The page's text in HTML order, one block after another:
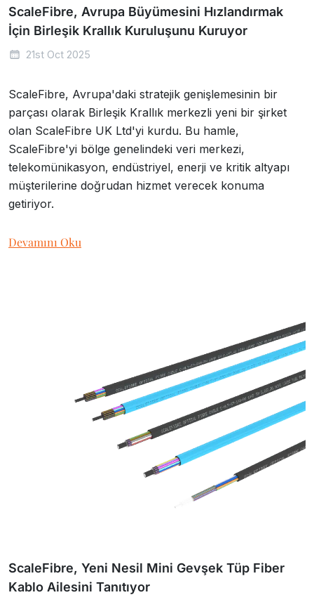
ScaleFibre, Avrupa Büyümesini Hızlandırmak
İçin Birleşik Krallık Kuruluşunu Kuruyor
21st Oct 2025
ScaleFibre, Avrupa'daki stratejik genişlemesinin bir
parçası olarak Birleşik Krallık merkezli yeni bir şirket
olan ScaleFibre UK Ltd'yi kurdu. Bu hamle,
ScaleFibre'yi bölge genelindeki veri merkezi,
telekomünikasyon, endüstriyel, enerji ve kritik altyapı
müşterilerine doğrudan hizmet verecek konuma
getiriyor.
Devamını Oku
ScaleFibre, Yeni Nesil Mini Gevşek Tüp Fiber
Kablo Ailesini Tanıtıyor